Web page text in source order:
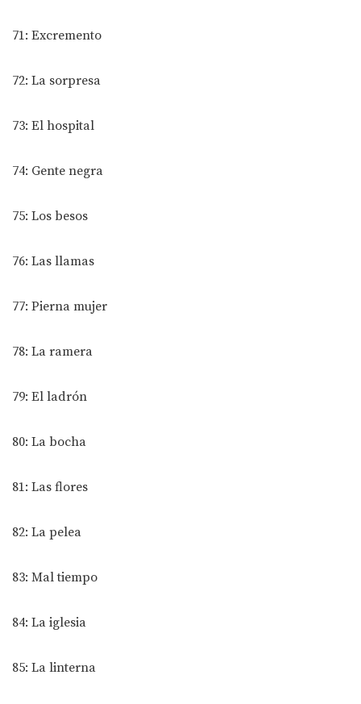
71: Excremento
72: La sorpresa
73: El hospital
74: Gente negra
75: Los besos
76: Las llamas
77: Pierna mujer
78: La ramera
79: El ladrón
80: La bocha
81: Las flores
82: La pelea
83: Mal tiempo
84: La iglesia
85: La linterna